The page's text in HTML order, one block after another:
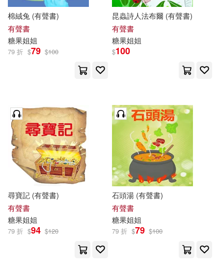
棉絨兔 (有聲書)
有聲書
糖果姐姐
79 折 $79 $100
昆蟲詩人法布爾 (有聲書)
有聲書
糖果姐姐
$100
尋寶記 (有聲書)
有聲書
糖果姐姐
79 折 $94 $120
石頭湯 (有聲書)
有聲書
糖果姐姐
79 折 $79 $100